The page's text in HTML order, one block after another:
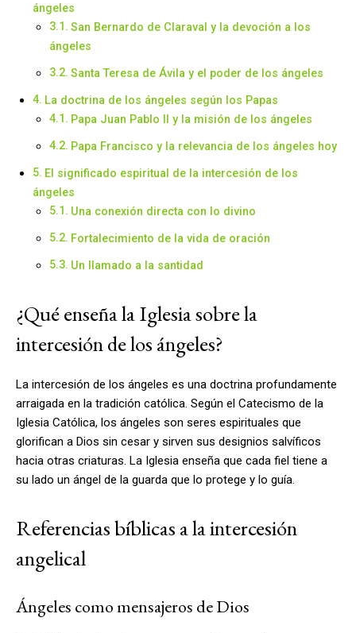
ángeles
San Bernardo de Claraval y la devoción a los
ángeles
Santa Teresa de Ávila y el poder de los ángeles
La doctrina de los ángeles según los Papas
Papa Juan Pablo II y la misión de los ángeles
Papa Francisco y la relevancia de los ángeles hoy
El significado espiritual de la intercesión de los
ángeles
Una conexión directa con lo divino
Fortalecimiento de la vida de oración
Un llamado a la santidad
¿Qué enseña la Iglesia sobre la
intercesión de los ángeles?
La intercesión de los ángeles es una doctrina profundamente
arraigada en la tradición católica. Según el Catecismo de la
Iglesia Católica, los ángeles son seres espirituales que
glorifican a Dios sin cesar y sirven sus designios salvíficos
hacia otras criaturas. La Iglesia enseña que cada fiel tiene a
su lado un ángel de la guarda que lo protege y lo guía.
Referencias bíblicas a la intercesión
angelical
Ángeles como mensajeros de Dios